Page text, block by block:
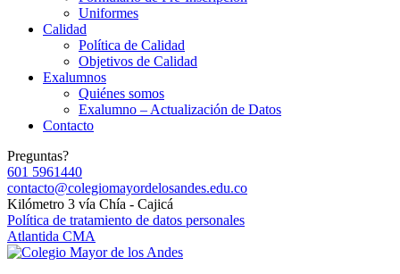
Uniformes
Calidad
Política de Calidad
Objetivos de Calidad
Exalumnos
Quiénes somos
Exalumno – Actualización de Datos
Contacto
Preguntas?
601 5961440
contacto@colegiomayordelosandes.edu.co
Kilómetro 3 vía Chía - Cajicá
Política de tratamiento de datos personales
Atlantida CMA